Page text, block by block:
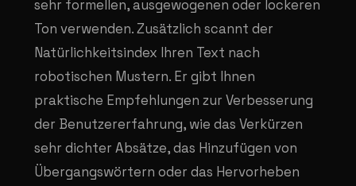
sehr formellen, ausgewogenen oder lockeren
Ton verwenden. Zusätzlich scannt der
Natürlichkeitsindex Ihren Text nach
robotischen Mustern. Er gibt Ihnen
praktische Empfehlungen zur Verbesserung
der Benutzererfahrung, wie das Verkürzen
sehr dichter Absätze, das Hinzufügen von
Übergangswörtern oder das Hervorheben